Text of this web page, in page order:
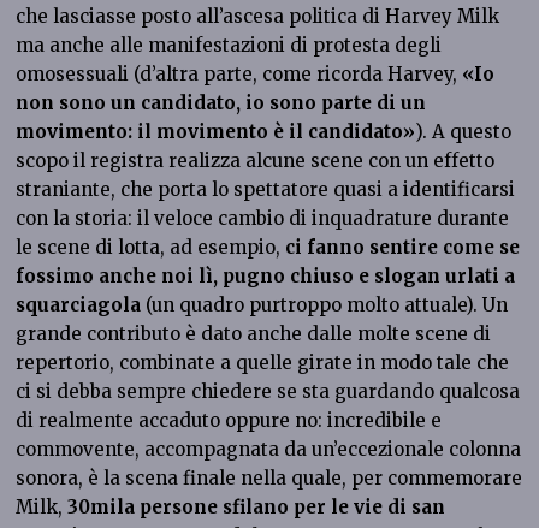
che lasciasse posto all’ascesa politica di Harvey Milk
ma anche alle manifestazioni di protesta degli
omosessuali (d’altra parte, come ricorda Harvey, «Io
non sono un candidato, io sono parte di un
movimento: il movimento è il candidato»). A questo
scopo il registra realizza alcune scene con un effetto
straniante, che porta lo spettatore quasi a identificarsi
con la storia: il veloce cambio di inquadrature durante
le scene di lotta, ad esempio, ci fanno sentire come se
fossimo anche noi lì, pugno chiuso e slogan urlati a
squarciagola (un quadro purtroppo molto attuale). Un
grande contributo è dato anche dalle molte scene di
repertorio, combinate a quelle girate in modo tale che
ci si debba sempre chiedere se sta guardando qualcosa
di realmente accaduto oppure no: incredibile e
commovente, accompagnata da un’eccezionale colonna
sonora, è la scena finale nella quale, per commemorare
Milk, 30mila persone sfilano per le vie di san